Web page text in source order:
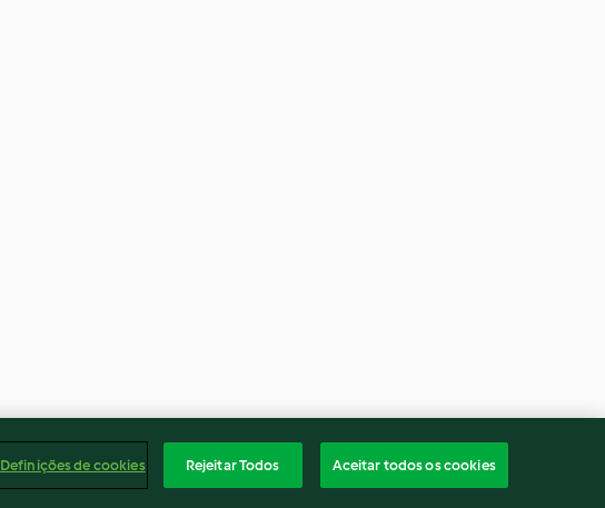
Definições de cookies Rejeitar Todos Aceitar todos os cookies